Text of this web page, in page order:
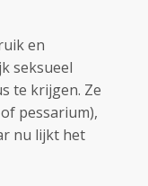
en
seksueel
te krijgen. Ze
pessarium),
nu lijkt het